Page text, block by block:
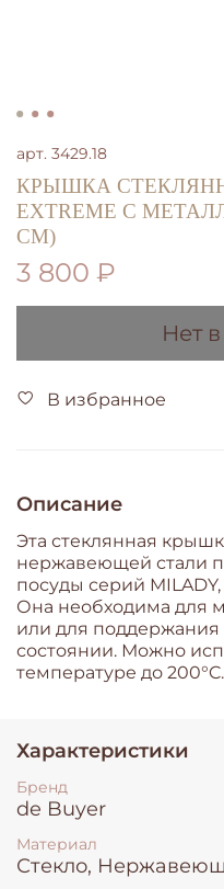
арт. 3429.18
КРЫШКА
EXTREME С
СМ)
3 800 ₽
Нет
В избранное
Описание
Эта стеклянная
нержавеющей стали
посуды серий
Она необходима для
или для
состоянии. Можно
температуре до 200°C.
Характеристики
Бренд
de Buyer
Материал
Стекло,